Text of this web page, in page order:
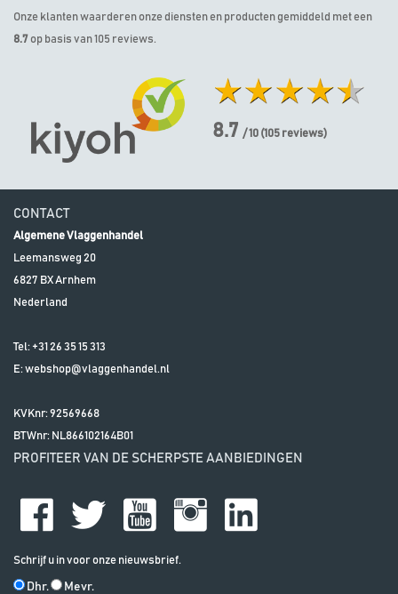
Onze klanten waarderen onze diensten en producten gemiddeld met een
8.7 op basis van 105 reviews.
8.7 / 10 (105 reviews)
CONTACT
Algemene Vlaggenhandel
Leemansweg 20
6827 BXArnhem
Nederland
Tel: +31 26 35 15 313
E:webshop@vlaggenhandel.nl
KVKnr: 92569668
BTWnr: NL866102164B01
PROFITEER VAN DE SCHERPSTE AANBIEDINGEN
Schrijf u in voor onze nieuwsbrief.
Dhr. Mevr.